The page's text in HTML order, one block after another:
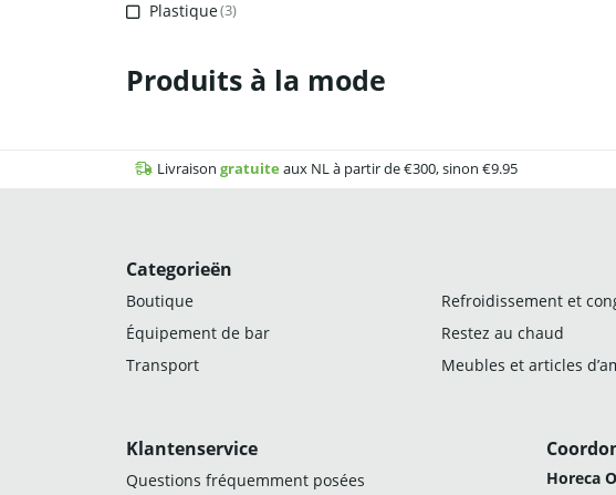
Plastique(3)
Produits à la mode
Livraison gratuite aux NL à partir de €300, sinon €9.95
Categorieën
Boutique Refroidissement et
Équipement de bar
Restez au chaud
Transport
Meubles et articles
Klantenservice
Questions fréquemment posées
Horeca